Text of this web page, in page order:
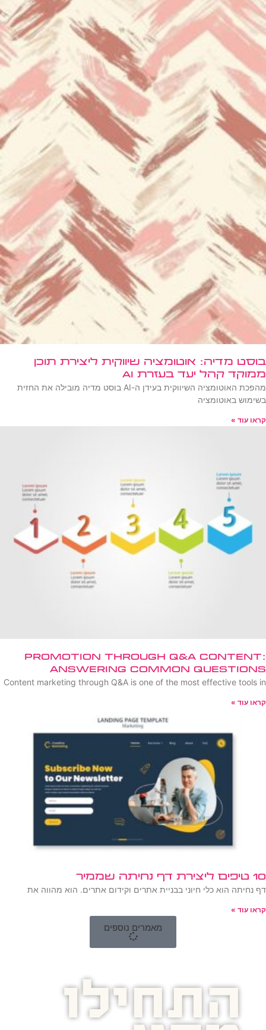
בוסט מדיה: אוטומציה שיווקית ליצירת תוכן
ממוקד קהל יעד בעזרת AI
מהפכת האוטומציה השיווקית בעידן ה-AI בוסט מדיה מובילה את החזית
בשימוש באוטומציה
קראו עוד »
Promotion Through Q&A Content:
Answering Common Questions
Content marketing through Q&A is one of the most effective tools in
קראו עוד »
10 טיפים ליצירת דף נחיתה שממיר
דף נחיתה הוא כלי חיוני בבניית אתרים וקידום אתרים. הוא מהווה את
קראו עוד »
מאמרים נוספים
התחילו